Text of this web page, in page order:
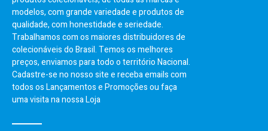
modelos, com grande variedade e produtos de
qualidade, com honestidade e seriedade.
Trabalhamos com os maiores distribuidores de
colecionáveis do Brasil. Temos os melhores
preços, enviamos para todo o território Nacional.
Cadastre-se no nosso site e receba emails com
todos os Lançamentos e Promoções ou faça
uma visita na nossa Loja